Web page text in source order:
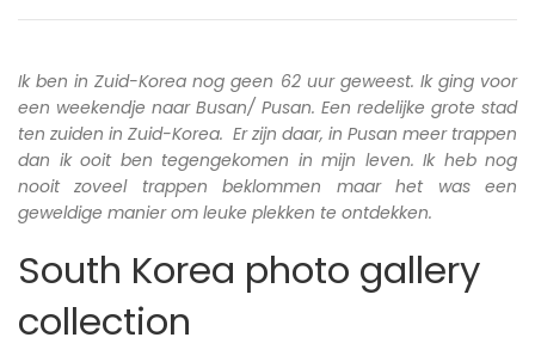
Ik ben in Zuid-Korea nog geen 62 uur geweest. Ik ging voor
een weekendje naar Busan/ Pusan. Een redelijke grote stad
ten zuiden in Zuid-Korea. Er zijn daar, in Pusan meer trappen
dan ik ooit ben tegengekomen in mijn leven. Ik heb nog
nooit zoveel trappen beklommen maar het was een
geweldige manier om leuke plekken te ontdekken.
South Korea photo gallery
collection